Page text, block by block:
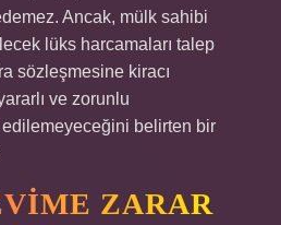
Ancak, mülk sahibi
lüks harcamaları talep
sözleşmesine kiracı
ve zorunlu
edilemeyeceğini belirten bir
ZARAR